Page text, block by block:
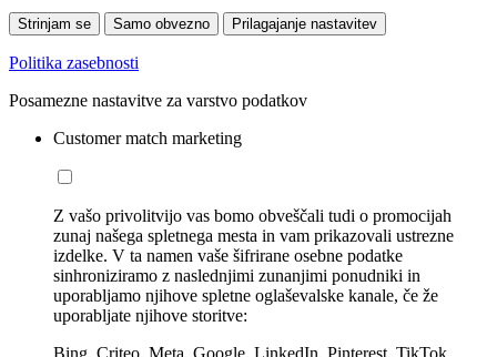
Strinjam se Samo obvezno Prilagajanje nastavitev
Politika zasebnosti
Posamezne nastavitve za varstvo podatkov
Customer match marketing
Z vašo privolitvijo vas bomo obveščali tudi o promocijah
zunaj našega spletnega mesta in vam prikazovali ustrezne
izdelke. V ta namen vaše šifrirane osebne podatke
sinhroniziramo z naslednjimi zunanjimi ponudniki in
uporabljamo njihove spletne oglaševalske kanale, če že
uporabljate njihove storitve:
Bing, Criteo, Meta, Google, LinkedIn, Pinterest, TikTok